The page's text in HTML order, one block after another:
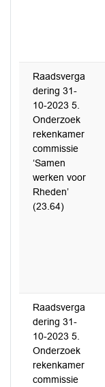
Raadsverga
dering 31-
10-2023 5.
Onderzoek
rekenkamer
commissie
‘Samen
werken voor
Rheden’
(23.64)
Raadsverga
dering 31-
10-2023 5.
Onderzoek
rekenkamer
commissie